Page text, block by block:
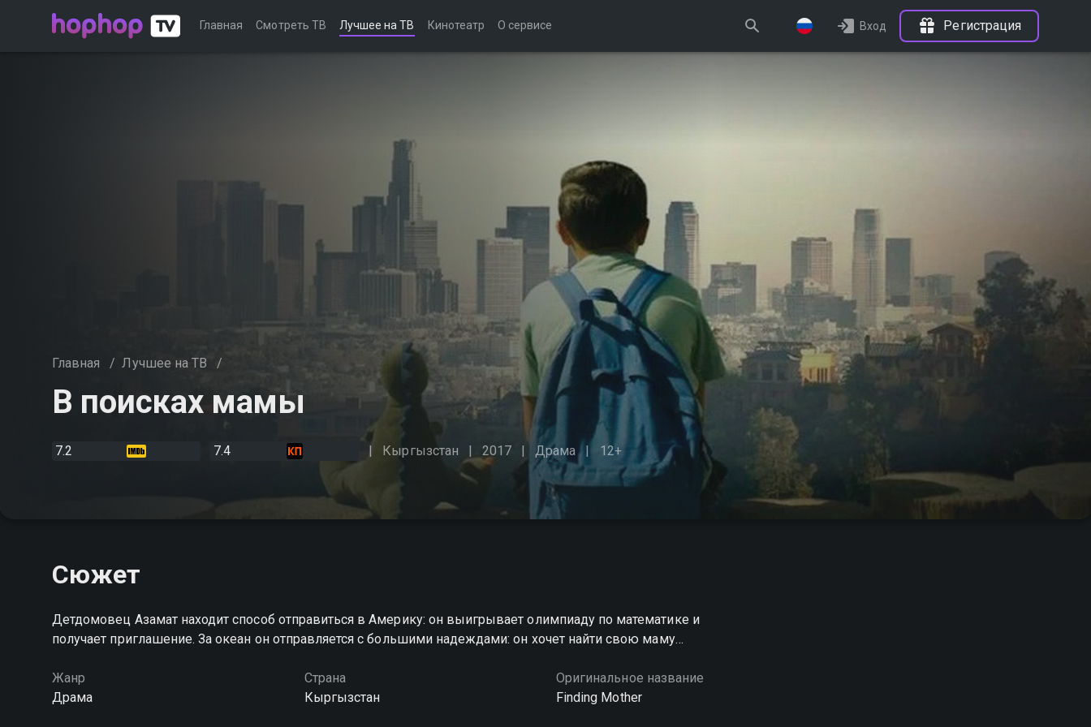
Главная Смотреть ТВ Лучшее на ТВ Кинотеатр О сервисе Вход Регистрация
Главная / Лучшее на ТВ /
В поисках мамы
7.2 7.4 Кыргызстан 2017 Драма 12+
Сюжет
Детдомовец Азамат находит способ отправиться в Америку: он выигрывает олимпиаду по математике и
получает приглашение. За океан он отправляется с большими надеждами: он хочет найти свою маму…
Жанр
Драма
Страна
Кыргызстан
Оригинальное название
Finding Mother